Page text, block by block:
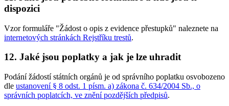
dispozici
Vzor formuláře "Žádost o opis z evidence přestupků" naleznete na
internetových stránkách Rejstříku trestů.
12. Jaké jsou poplatky a jak je lze uhradit
Podání žádostí státních orgánů je od správního poplatku osvobozeno
dle ustanovení § 8 odst. 1 písm. a) zákona č. 634/2004 Sb., o
správních poplatcích, ve znění pozdějších předpisů.